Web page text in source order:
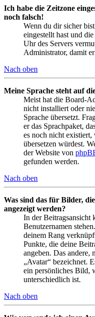
Ich habe die Zeitzone
noch falsch!
Wenn du dir sicher
eingestellt hast und
Uhr des Servers
Administrator, damit
Nach oben
Meine Sprache steht auf
Meist hat die Board-
nicht installiert oder
Sprache übersetzt.
er das Sprachpaket,
es noch nicht
übersetzen würdest.
der Website von
gefunden werden.
Nach oben
Was sind das für Bilder,
angezeigt werden?
In der Beitragsansicht
Benutzernamen
deinem Rang
Punkte, die deine
angeben. Das andere,
„Avatar“ bezeichnet.
ein persönliches Bild,
unterschiedlich ist.
Nach oben